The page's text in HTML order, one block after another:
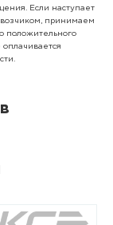
Если наступает
принимаем
положительного